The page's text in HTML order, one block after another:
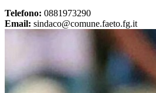
Telefono: 0881973290
Email: sindaco@comune.faeto.fg.it